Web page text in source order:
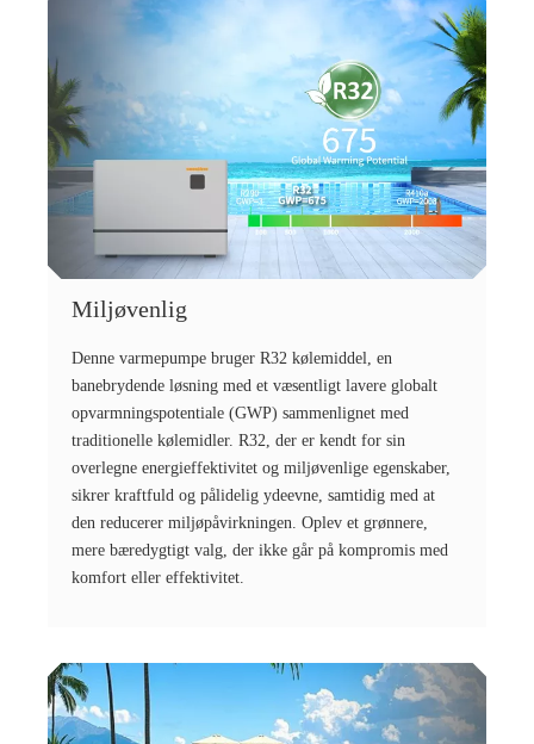
Miljøvenlig
Denne varmepumpe bruger R32 kølemiddel, en
banebrydende løsning med et væsentligt lavere globalt
opvarmningspotentiale (GWP) sammenlignet med
traditionelle kølemidler. R32, der er kendt for sin
overlegne energieffektivitet og miljøvenlige egenskaber,
sikrer kraftfuld og pålidelig ydeevne, samtidig med at
den reducerer miljøpåvirkningen. Oplev et grønnere,
mere bæredygtigt valg, der ikke går på kompromis med
komfort eller effektivitet.